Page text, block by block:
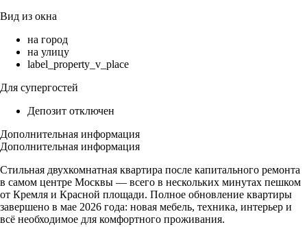
Вид из окна
на город
на улицу
label_property_v_place
Для супергостей
Депозит отключен
Дополнительная информация
Дополнительная информация
Стильная двухкомнатная квартира после капитального ремонта
в самом центре Москвы — всего в нескольких минутах пешком
от Кремля и Красной площади. Полное обновление квартиры
завершено в мае 2026 года: новая мебель, техника, интерьер и
всё необходимое для комфортного проживания.